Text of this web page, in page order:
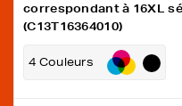
correspondant à 16XL
(C13T16364010)
4 Couleurs